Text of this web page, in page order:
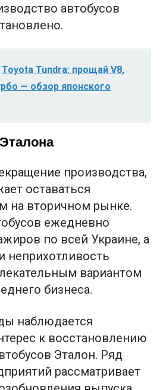
автобусов
Toyota Tundra: прощай V8,
— обзор японского
производства,
оставаться
на вторичном рынке.
ежедневно
по всей Украине, а
неприхотливость
вариантом
бизнеса.
наблюдается
к восстановлению
Эталон. Ряд
рассматривает